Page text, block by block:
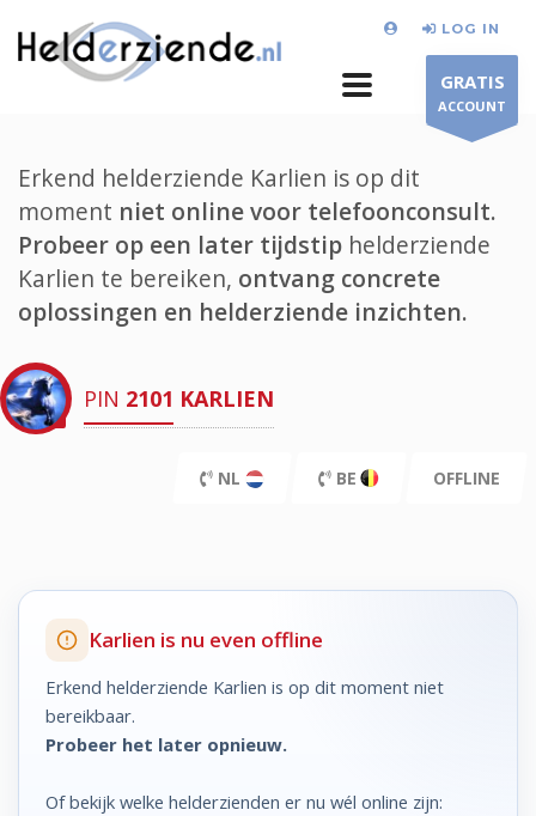
LOG IN
GRATIS
ACCOUNT
Erkend helderziende Karlien is op dit
moment niet online voor telefoonconsult.
Probeer op een later tijdstip helderziende
Karlien te bereiken, ontvang concrete
oplossingen en helderziende inzichten.
PIN 2101 KARLIEN
NL BE OFFLINE
Karlien is nu even offline
Erkend helderziende Karlien is op dit moment niet
bereikbaar.
Probeer het later opnieuw.
Of bekijk welke helderzienden er nu wél online zijn: